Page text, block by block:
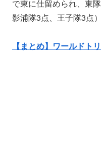
で東に仕留められ、東
影浦隊3点、王子隊3点）
【まとめ】ワールドト